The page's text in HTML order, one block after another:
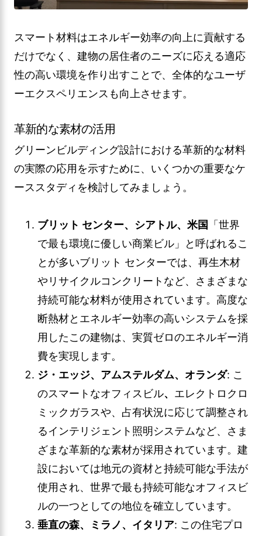
スマート材料はエネルギー効率の向上に貢献する
だけでなく、建物の居住者のニーズに応える適応
性の高い環境を作り出すことで、全体的なユーザ
ーエクスペリエンスも向上させます。
革新的な素材の活用
グリーンビルディング設計における革新的な材料
の実際の応用を示すために、いくつかの重要なケ
ーススタディを検討してみましょう。
ブリット センター、シアトル、米国
「世界
で最も環境に優しい商業ビル」と呼ばれるこ
とが多いブリット センターでは、再生木材
やリサイクルコンクリートなど、さまざまな
持続可能な材料が使用されています。高度な
断熱材とエネルギー効率の高いシステムを採
用したこの建物は、実質ゼロのエネルギー消
費を実現します。
ジ・エッジ、アムステルダム、オランダ: こ
のスマートなオフィスビル、 エレクトロクロ
ミックガラスや、占有状況に応じて調整され
るインテリジェント照明システムなど、さま
ざまな革新的な素材が採用されています。建
設においては地元の資材と持続可能な手法が
使用され、世界で最も持続可能なオフィスビ
ルの一つとしての地位を確立しています。
垂直の森、ミラノ、イタリア: この住宅プロ